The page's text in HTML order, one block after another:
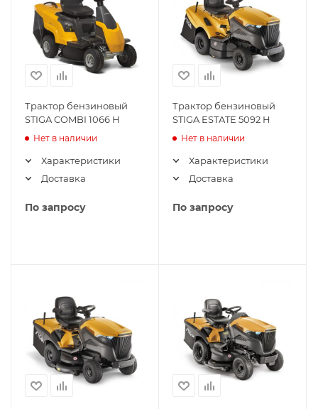
Трактор бензиновый
STIGA COMBI 1066 H
Нет в наличии
Характеристики
Доставка
По запросу
Трактор бензиновый
STIGA ESTATE 5092 H
Нет в наличии
Характеристики
Доставка
По запросу